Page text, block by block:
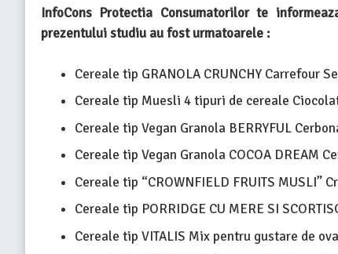
InfoCons Protectia Consumatorilor te
prezentului studiu au fost urmatoarele :
Cereale tip GRANOLA CRUNCHY Carrefour
Cereale tip Muesli 4 tipuri de cereale
Cereale tip Vegan Granola BERRYFUL
Cereale tip Vegan Granola COCOA DREAM
Cereale tip “CROWNFIELD FRUITS MUSLI”
Cereale tip PORRIDGE CU MERE SI
Cereale tip VITALIS Mix pentru gustare de